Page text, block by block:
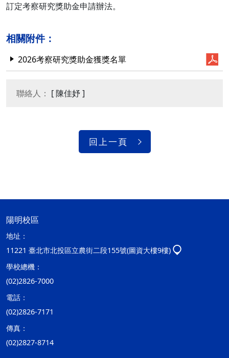
訂定考察研究獎助金申請辦法。
相關附件：
2026考察研究獎助金獲獎名單
聯絡人： [ 陳佳妤 ]
回上一頁
陽明校區
地址：
11221 臺北市北投區立農街二段155號(圖資大樓9樓)
學校總機：
(02)2826-7000
電話：
(02)2826-7171
傳真：
(02)2827-8714